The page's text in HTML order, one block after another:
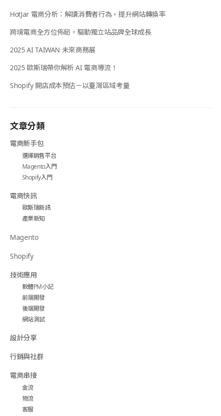
HotJar 電商分析：解讀消費者行為，提升網站轉換率
跨境電商全方位佈局，驅動獨立站品牌全球成長
2025 AI TAIWAN 未來商務展
2025 歐斯瑞帶你解析 AI 電商導流！
Shopify 開店成本預估－以臺灣區域考量
文章分類
電商新手包
選擇銷售平台
Magento入門
Shopify入門
電商快訊
歐斯瑞新訊
產業新知
Magento
Shopify
技術應用
軟體PM小記
前端開發
後端開發
網站測試
設計分享
行銷與社群
電商串接
金流
物流
客服